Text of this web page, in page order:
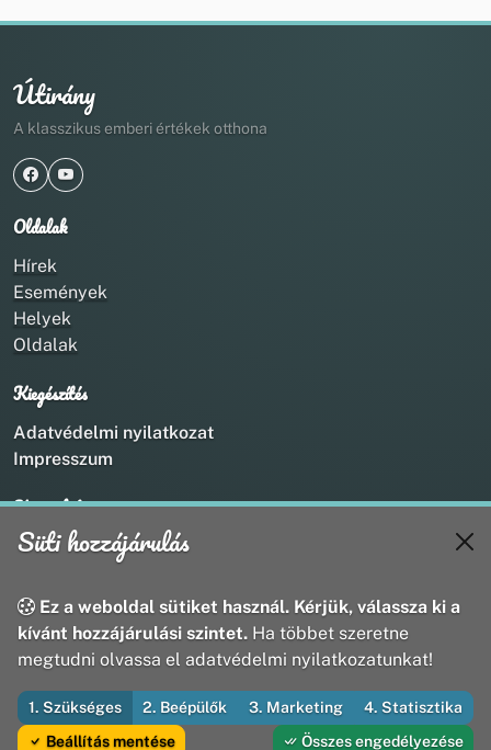
Útirány
A klasszikus emberi értékek otthona
Oldalak
Hírek
Események
Helyek
Oldalak
Kiegészítés
Adatvédelmi nyilatkozat
Impresszum
Kapcsolat
+36 20 211 1888
webmaster@utirany.hu
8419 Csesznek, Vasút u.18.
© 2026 Útirány Webmédia Bt. — Minden jog fenntartva
Süti hozzájárulás
Ez a weboldal sütiket használ. Kérjük, válassza ki a
kívánt hozzájárulási szintet. Ha többet szeretne
megtudni olvassa el adatvédelmi nyilatkozatunkat!
1. Szükséges 2. Beépülők 3. Marketing
4. Statisztika
Beállítás mentése
Összes engedélyezése